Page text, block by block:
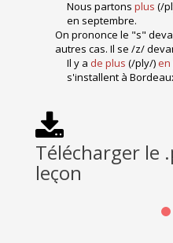
Nous partons plus (/
en septembre.
On prononce le "s"
autres cas. Il se /z/
Il y a de plus (/ply/) en
s'installent à
Télécharger le
leçon